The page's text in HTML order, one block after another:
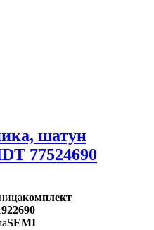
шатун
77524690
комплект
SEMI